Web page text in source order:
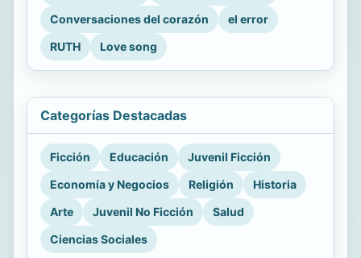
Conversaciones del corazón
el error
RUTH
Love song
Categorías Destacadas
Ficción Educación
Juvenil Ficción
Economía y Negocios
Religión
Historia
Arte
Juvenil No Ficción
Salud
Ciencias Sociales